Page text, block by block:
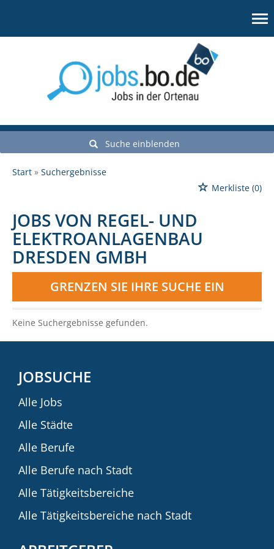
Suche einblenden
Start
Suchergebnisse
Merkliste (0)
JOBS VON REGEL- UND
ELEKTROANLAGENBAU
DRESDEN GMBH
GRENZEN SIE IHRE SUCHE EIN
Keine Suchergebnisse gefunden.
JOBSUCHE
Alle Jobs
Alle Städte
Alle Berufe
Alle Berufe nach Stadt
Alle Tätigkeitsbereiche
Alle Tätigkeitsbereiche nach Stadt